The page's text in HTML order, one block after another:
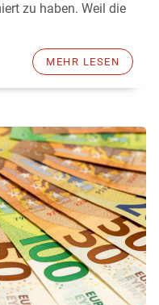
zu haben. Weil die
MEHR LESEN